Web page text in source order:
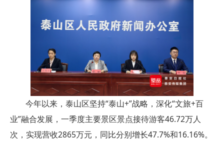
今年以来，泰山区坚持“泰山+”战略，深化“文旅+百
业”融合发展，一季度主要景区景点接待游客46.72万人
次，实现营收2865万元，同比分别增长47.7%和16.16%。